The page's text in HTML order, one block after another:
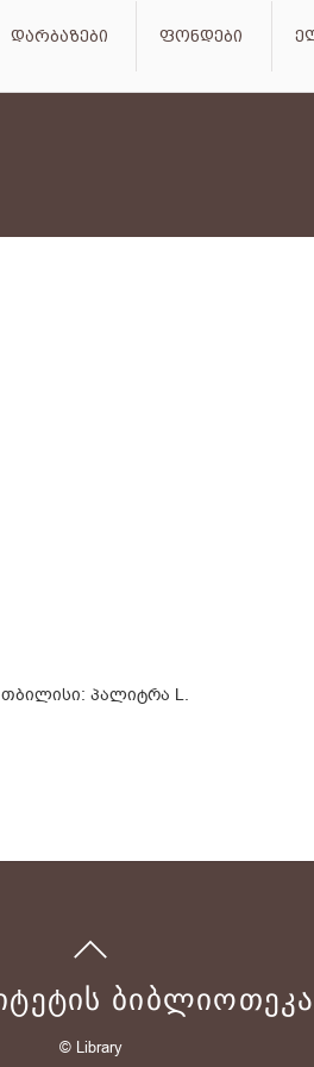
დარბაზები ფონდები
თბილისი: პალიტრა L.
ᲑᲘᲑᲚᲘᲝᲗᲔᲙᲐ
© Library